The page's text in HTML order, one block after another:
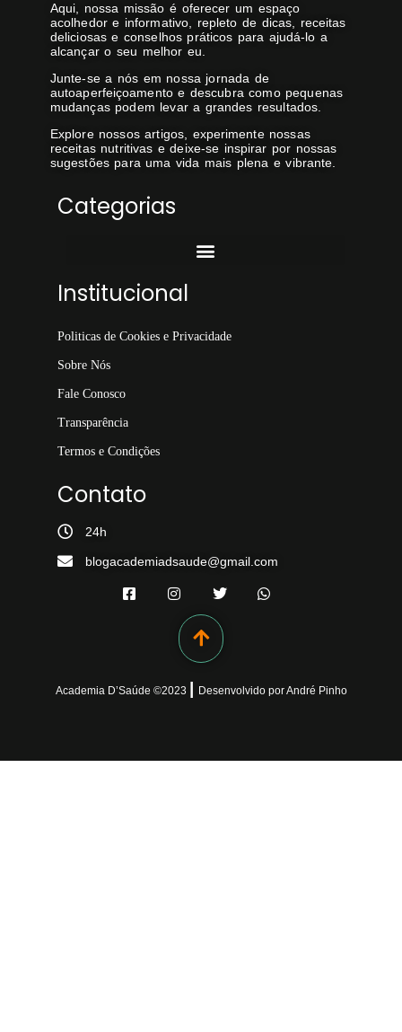
Aqui, nossa missão é oferecer um espaço
acolhedor e informativo, repleto de dicas, receitas
deliciosas e conselhos práticos para ajudá-lo a
alcançar o seu melhor eu.
Junte-se a nós em nossa jornada de
autoaperfeiçoamento e descubra como pequenas
mudanças podem levar a grandes resultados.
Explore nossos artigos, experimente nossas
receitas nutritivas e deixe-se inspirar por nossas
sugestões para uma vida mais plena e vibrante.
Categorias
Institucional
Politicas de Cookies e Privacidade
Sobre Nós
Fale Conosco
Transparência
Termos e Condições
Contato
24h
blogacademiadsaude@gmail.com
Academia D’Saúde ©2023 DesenvolvidoporAndré Pinho